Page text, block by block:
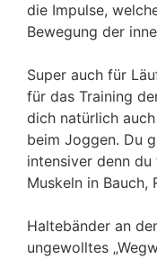
die Impulse,
Bewegung der
Super auch für
für das Training
dich natürlich
beim Joggen. Du
intensiver denn
Muskeln in Bauch,
Haltebänder an
ungewolltes